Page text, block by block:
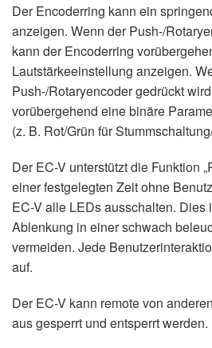
Der Encoderring kann ein
anzeigen. Wenn der Push-/
kann der Encoderring
Lautstärkeeinstellung anzeigen.
Push-/Rotaryencoder gedrückt
vorübergehend eine binäre
(z. B. Rot/Grün für
Der EC-V unterstützt die Funktion
einer festgelegten Zeit ohne
EC-V alle LEDs ausschalten. Dies
Ablenkung in einer schwach
vermeiden. Jede
auf.
Der EC-V kann remote von
aus gesperrt und entsperrt werden.